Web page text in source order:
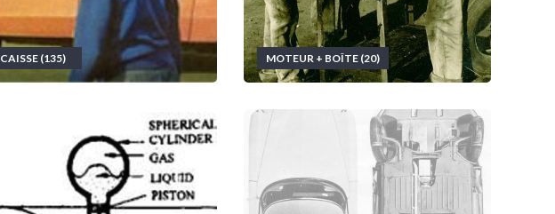
CAISSE (135) MOTEUR + BOÎTE (20)